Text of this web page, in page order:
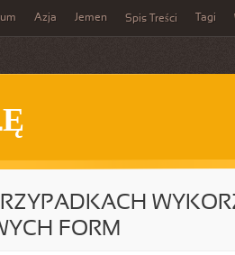
Azja Jemen Spis Treści Tagi
FORM